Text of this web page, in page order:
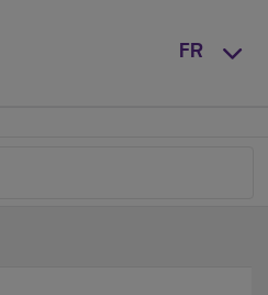
FR